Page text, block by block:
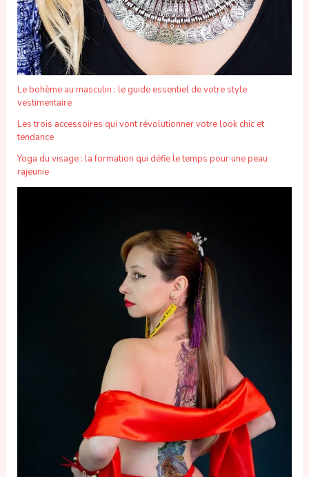
Le bohème au masculin : le guide essentiel de votre style
vestimentaire
Les trois accessoires qui vont révolutionner votre look chic et
tendance
Yoga du visage : la formation qui défie le temps pour une peau
rajeunie